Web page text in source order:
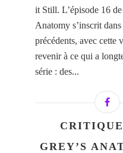
it Still. L’épisode 16
Anatomy s’inscrit
précédents, avec cette
revenir à ce qui a
série : des...
GREY’S